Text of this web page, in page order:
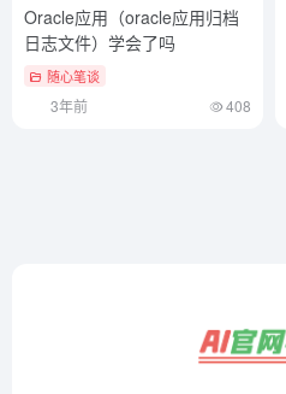
Oracle应用（oracle应用归档
日志文件）学会了吗
随心笔谈
3年前 408